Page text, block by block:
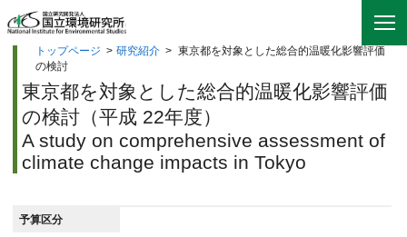
トップページ > 研究紹介 > 東京都を対象とした総合的温暖化影響評価
の検討
東京都を対象とした総合的温暖化影響評価
の検討（平成 22年度）
A study on comprehensive assessment of
climate change impacts in Tokyo
予算区分